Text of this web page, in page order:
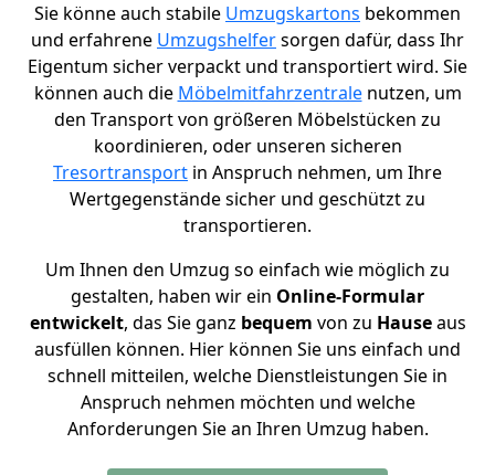
Sie könne auch stabile Umzugskartons bekommen
und erfahrene Umzugshelfersorgen dafür, dass Ihr
Eigentum sicher verpackt und transportiert wird. Sie
können auch die Möbelmitfahrzentralenutzen, um
den Transport von größeren Möbelstücken zu
koordinieren, oder unseren sicheren
Tresortransport in Anspruch nehmen, um Ihre
Wertgegenstände sicher und geschützt zu
transportieren.
Um Ihnen den Umzug so einfach wie möglich zu
gestalten, haben wir ein Online-Formular
entwickelt, das Sie ganz bequem von zu Hauseaus
ausfüllen können. Hier können Sie uns einfach und
schnell mitteilen, welche Dienstleistungen Sie in
Anspruch nehmen möchten und welche
Anforderungen Sie an Ihren Umzug haben.